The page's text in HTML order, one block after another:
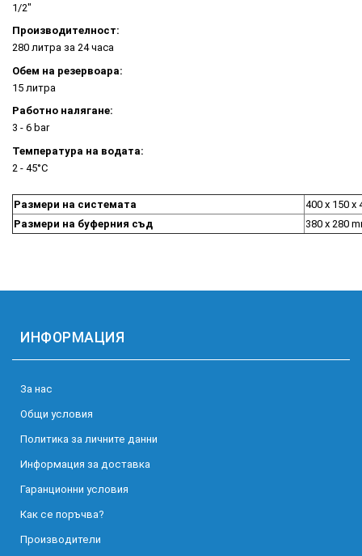
1/2"
Производителност:
280 литра за 24 часа
Обем на резервоара:
15 литра
Работно налягане:
3 - 6 bar
Температура на водата:
2 - 45°C
Размери на системата
400 x 150 x
Размери на буферния съд
380 x 280
ИНФОРМАЦИЯ
За нас
Общи условия
Политика за личните данни
Информация за доставка
Гаранционни условия
Как се поръчва?
Производители